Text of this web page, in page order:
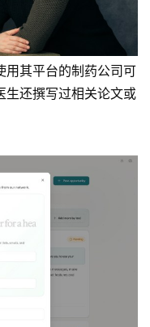
用其平台的制药公司可
生还撰写过相关论文或